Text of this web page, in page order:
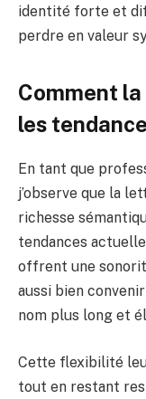
identité forte et
perdre en valeur
Comment
les
En tant que
j’observe que la
richesse
tendances
offrent une
aussi bien
nom plus long et
Cette flexibilité
tout en restant